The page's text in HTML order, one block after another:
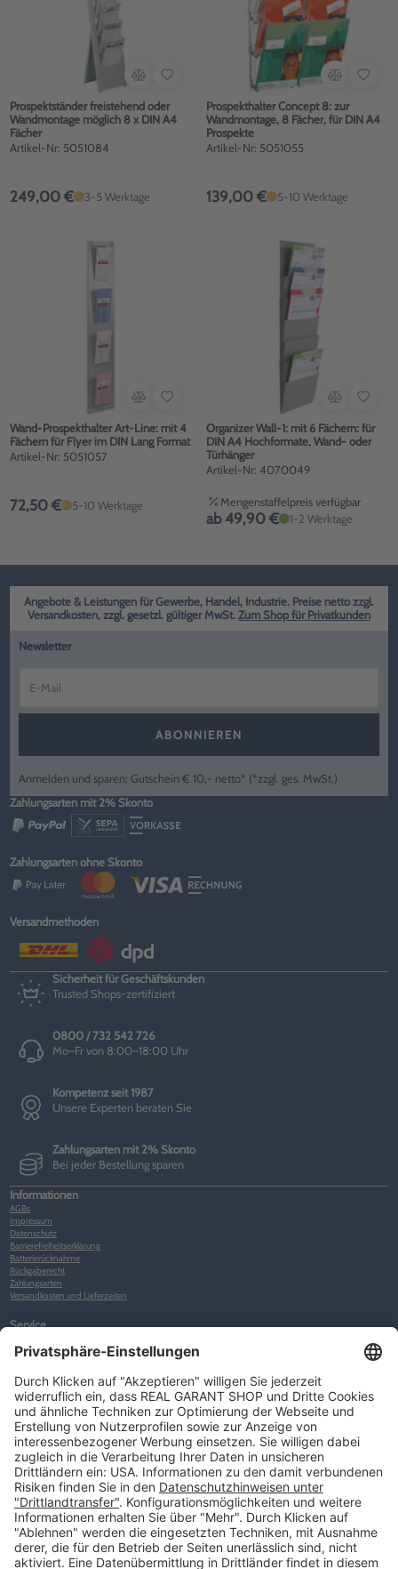
Prospektständer freistehend oder
Wandmontage möglich 8 x DIN A4
Fächer
Artikel-Nr: 5051084
249,00 € 3-5 Werktage
Prospekthalter Concept 8: zur
Wandmontage, 8 Fächer, für DIN A4
Prospekte
Artikel-Nr: 5051055
139,00 € 5-10 Werktage
Wand-Prospekthalter Art-Line: mit 4
Fächern für Flyer im DIN Lang Format
Artikel-Nr: 5051057
72,50 € 5-10 Werktage
Organizer Wall-1: mit 6 Fächern: für
DIN A4 Hochformate, Wand- oder
Türhänger
Artikel-Nr: 4070049
Mengenstaffelpreis verfügbar
ab 49,90 € 1-2 Werktage
Angebote & Leistungen für Gewerbe, Handel, Industrie. Preise netto zzgl.
Versandkosten, zzgl. gesetzl. gültiger MwSt. Zum Shop für Privatkunden
Newsletter
ABONNIEREN
Anmelden und sparen: Gutschein € 10,- netto* (*zzgl. ges. MwSt.)
Zahlungsarten mit 2% Skonto
Zahlungsarten ohne Skonto
Versandmethoden
Sicherheit für Geschäftskunden
Trusted Shops-zertifiziert
0800 / 732 542 726
Mo–Fr von 8:00–18:00 Uhr
Kompetenz seit 1987
Unsere Experten beraten Sie
Zahlungsarten mit 2% Skonto
Bei jeder Bestellung sparen
Informationen
AGBs
Impressum
Datenschutz
Barrierefreiheitserklärung
Batterierücknahme
Rückgaberecht
Zahlungsarten
Versandkosten und Lieferzeiten
Service
Warenkorb
Neues Kunden-Konto anlegen
Newsletter
Kontakt
FAQs
Über uns
Kategorien
Betriebsorganisation (52)
Schlüsselorganisation (140)
Reifenorganisation (35)
Werkstattorganisation (166)
Preisauszeichnung und Preisdisplays (35)
Formulare KFZ und Werkstatt (34)
Kennzeichenhalter (49)
KFZ-Verkauf und KFZ-Präsentation (19)